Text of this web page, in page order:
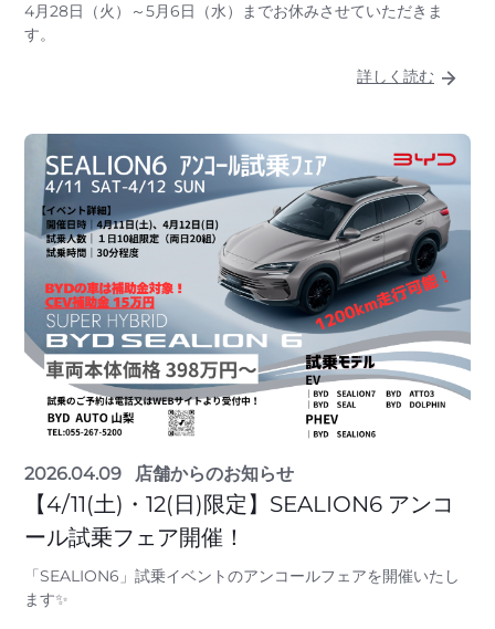
4月28日（火）～5月6日（水）までお休みさせていただきま
す。
詳しく読む
2026.04.09 店舗からのお知らせ
【4/11(土)・12(日)限定】SEALION6 アンコ
ール試乗フェア開催！
「SEALION6」試乗イベントのアンコールフェアを開催いたし
ます✨